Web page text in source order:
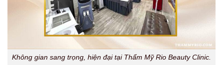
Không gian sang trọng, hiện đại tại Thẩm Mỹ Rio Beauty Clinic.